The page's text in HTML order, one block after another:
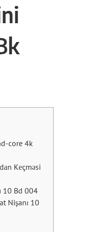
core 4k
Kеçməsi
10 Bd 004
Nişanı 10